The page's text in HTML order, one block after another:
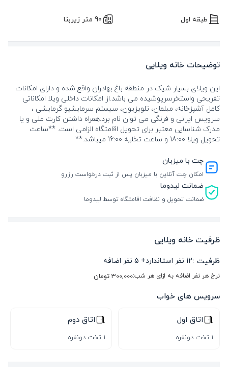
طبقه اول 90 متر زیربنا
توضیحات خانه ویلایی
این ویلای بسیار شیک در منطقه باغ بهادران واقع شده و دارای امکانات
تفریحی واستخرسرپوشیده می باشد.از امکانات داخلی ویلا امکاناتی
کامل آشپزخانه، مبلمان، تلویزیون، سیستم سرمایشیو گرمایشی ،
سرویس ایرانی و فرنگی می توان نام برد.همراه داشتن کارت ملی و یا
مدرک شناسایی معتبر برای تحویل اقامتگاه الزامی است. **ساعت
تحویل ویلا 18:00 و ساعت تخلیه 16:00 میباشد.**
چت با میزبان
امکان چت آنلاین با میزبان پس از ثبت درخواست رزرو
ضمانت لیدوما
ضمانت تحویل و نظافت اقامتگاه توسط لیدوما
ظرفیت خانه ویلایی
ظرفیت :12 نفر استاندارد+
5 نفر اضافه
نرخ هر نفر اضافه به ازای هر شب:300,000تومان
سرویس های خواب
اتاق اول
1 تخت دونفره
اتاق دوم
1 تخت دونفره